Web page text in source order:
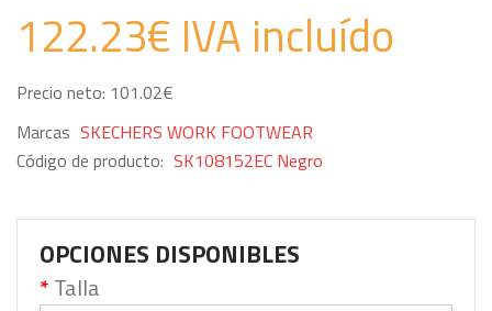
122.23€ IVA incluído
Precio neto: 101.02€
Marcas SKECHERS WORK FOOTWEAR
Código de producto: SK108152EC Negro
OPCIONES DISPONIBLES
Talla